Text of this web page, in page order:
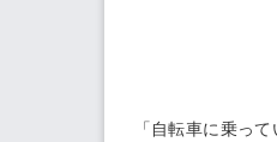
「自転車に乗っ